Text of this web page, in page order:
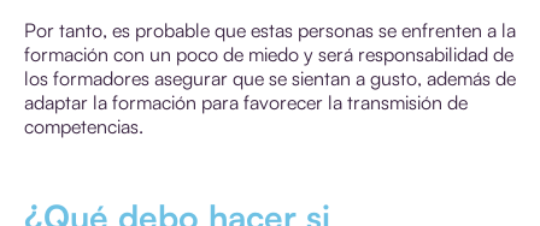
Por tanto, es probable que estas personas se enfrenten a la
formación con un poco de miedo y será responsabilidad de
los formadores asegurar que se sientan a gusto, además de
adaptar la formación para favorecer la transmisión de
competencias.
¿Qué debo hacer si